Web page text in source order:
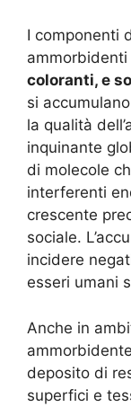
I componenti
coloranti, e
si
la qualità
inquinante
di molecole
interferenti
crescente
sociale.
incidere
esseri umani
Anche in
deposito di
superfici e